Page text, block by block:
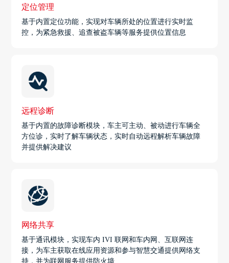
定位管理
基于内置定位功能，实现对车辆所处的位置进行实时监
控，为紧急救援、追查被盗车辆等服务提供位置信息
远程诊断
基于内置的故障诊断模块，车主可主动、被动进行车辆全
方位诊，实时了解车辆状态，实时自动远程解析车辆故障
并提供解决建议
网络共享
基于通讯模块，实现车内 IVI 联网和车内网、互联网连
接，为车主获取在线应用资源和参与智慧交通提供网络支
持，并为联网服务提供防火墙